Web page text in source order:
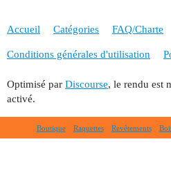
Accueil Catégories FAQ/Charte
Conditions générales d'utilisation
Optimisé par Discourse, le rendu est
activé.
Boutique Raquettes Revêtements